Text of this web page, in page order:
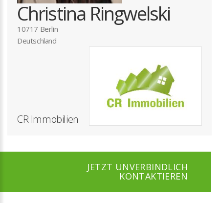
Christina Ringwelski
10717 Berlin
Deutschland
CR Immobilien
JETZT UNVERBINDLICH
KONTAKTIEREN